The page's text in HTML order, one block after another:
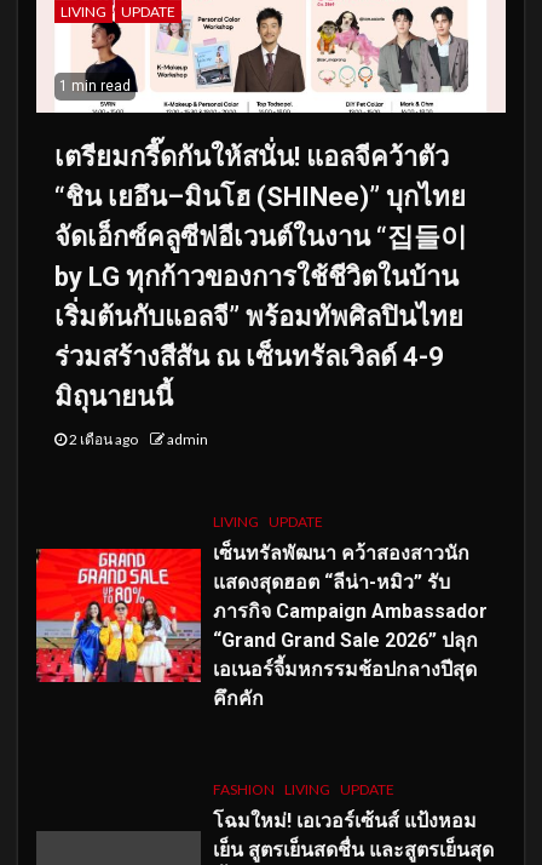
LIVING UPDATE
1 min read
เตรียมกรี๊ดกันให้สนั่น! แอลจีคว้าตัว
“ชิน เยอึน–มินโฮ (SHINee)” บุกไทย
จัดเอ็กซ์คลูซีฟอีเวนต์ในงาน “집들이
by LG ทุกก้าวของการใช้ชีวิตในบ้าน
เริ่มต้นกับแอลจี” พร้อมทัพศิลปินไทย
ร่วมสร้างสีสัน ณ เซ็นทรัลเวิลด์ 4-9
มิถุนายนนี้
2 เดือน ago admin
LIVING UPDATE
เซ็นทรัลพัฒนา คว้าสองสาวนัก
แสดงสุดฮอต “ลีน่า-หมิว” รับ
ภารกิจ Campaign Ambassador
“Grand Grand Sale 2026” ปลุก
เอเนอร์จี้มหกรรมช้อปกลางปีสุด
คึกคัก
FASHION LIVING UPDATE
โฉมใหม่! เอเวอร์เซ้นส์ แป้งหอม
เย็น สูตรเย็นสดชื่น และสูตรเย็นสุด